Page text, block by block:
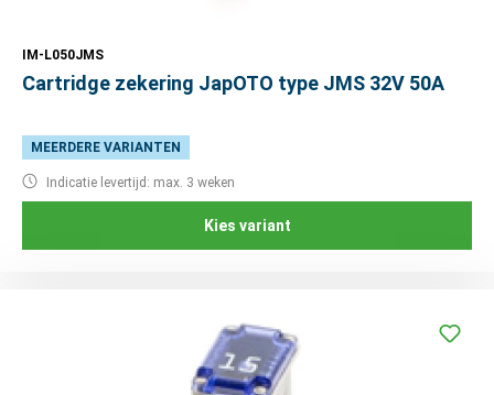
IM-L050JMS
Cartridge zekering JapOTO type JMS 32V 50A
MEERDERE VARIANTEN
Indicatie levertijd: max. 3 weken
Kies variant